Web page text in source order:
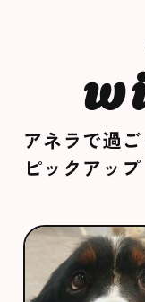
アネラで過
ピックアップ